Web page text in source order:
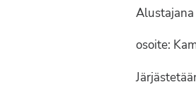
osoite: